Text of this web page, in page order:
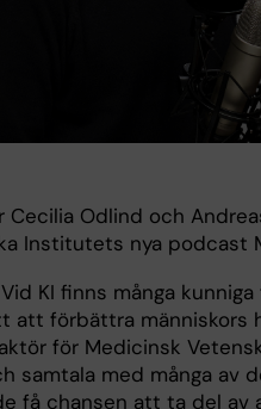
Cecilia Odlind och
Institutets nya podcast
Vid KI finns många
att förbättra människors
för Medicinsk
samtala med många av
få chansen att ta del av